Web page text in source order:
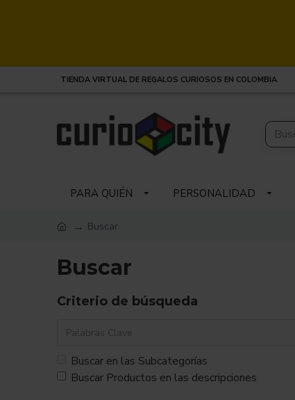
TIENDA VIRTUAL DE REGALOS CURIOSOS EN COLOMBIA
PARA QUIÉN PERSONALIDAD
Buscar
Buscar
Criterio de búsqueda
Buscar en las Subcategorías
Buscar Productos en las descripciones